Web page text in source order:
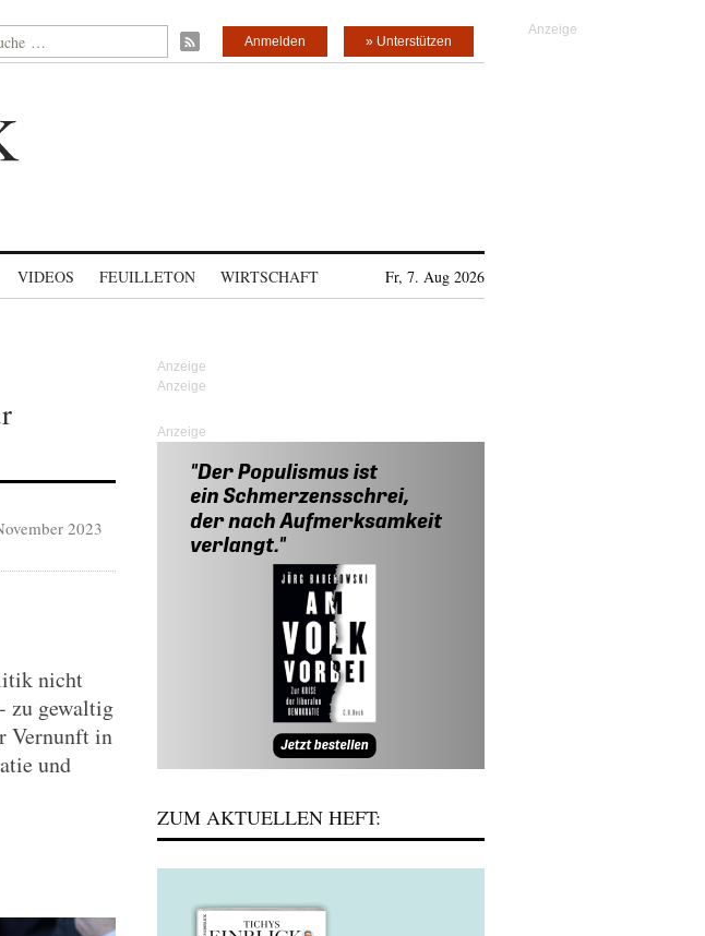
» Unterstützen
Anmelden
VIDEOS FEUILLETON WIRTSCHAFT Fr, 7. Aug 2026
2023
nicht
zu gewaltig
Vernunft in
und
Anzeige
ZUM AKTUELLEN HEFT: